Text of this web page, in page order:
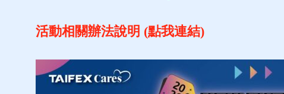
活動相關辦法說明 (點我連結)